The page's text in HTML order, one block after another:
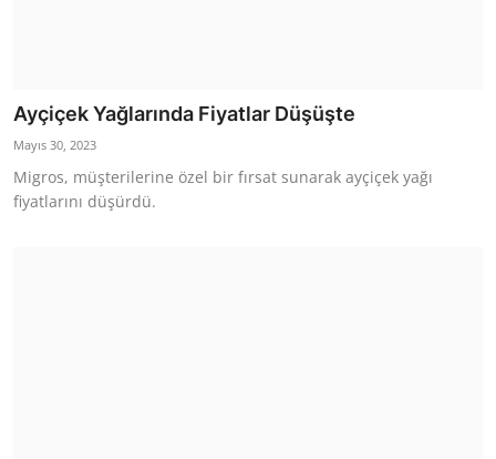
Ayçiçek Yağlarında Fiyatlar Düşüşte
Mayıs 30, 2023
Migros, müşterilerine özel bir fırsat sunarak ayçiçek yağı
fiyatlarını düşürdü.